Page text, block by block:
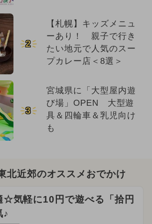
2
【札幌】キッズメニュ
ーあり！ 親子で行き
たい地元で人気のスー
プカレー店＜8選＞
3
宮城県に「大型屋内遊
び場」OPEN 大型遊
具＆四輪車＆乳児向け
も
北近郊のオススメおでかけ
☆気軽に10円で遊べる「拾円
♪